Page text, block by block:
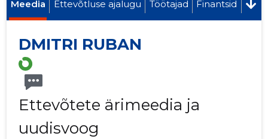
Meedia Ettevõtluse ajalugu Töötajad Finantsid
DMITRI RUBAN
Ettevõtete ärimeedia ja
uudisvoog